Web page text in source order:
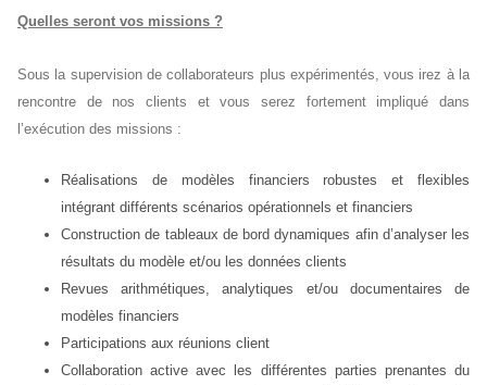
Quelles seront vos missions ?
Sous la supervision de collaborateurs plus expérimentés, vous irez à la
rencontre de nos clients et vous serez fortement impliqué dans
l’exécution des missions :
Réalisations de modèles financiers robustes et flexibles
intégrant différents scénarios opérationnels et financiers
Construction de tableaux de bord dynamiques afin d’analyser les
résultats du modèle et/ou les données clients
Revues arithmétiques, analytiques et/ou documentaires de
modèles financiers
Participations aux réunions client
Collaboration active avec les différentes parties prenantes du